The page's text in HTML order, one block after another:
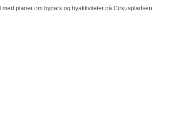
planer om bypark og byaktiviteter på Cirkuspladsen.